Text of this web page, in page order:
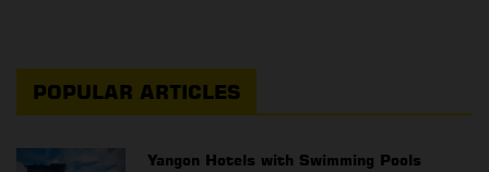
POPULAR ARTICLES
Yangon Hotels with Swimming Pools